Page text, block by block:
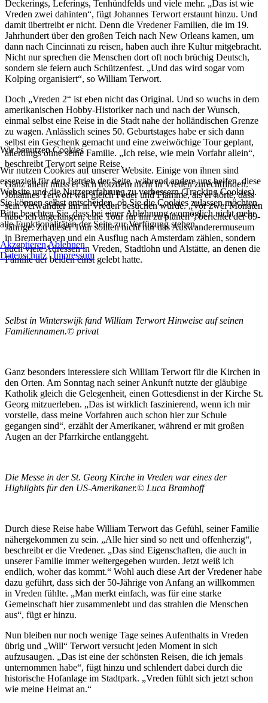
Deckerings, Leferings, Tenhündfelds und viele mehr. „Das ist wie
Vreden zwei dahinten“, fügt Johannes Terwort erstaunt hinzu. Und
damit übertreibt er nicht. Denn die Vredener Familien, die im 19.
Jahrhundert über den großen Teich nach New Orleans kamen, um
dann nach Cincinnati zu reisen, haben auch ihre Kultur mitgebracht.
Nicht nur sprechen die Menschen dort oft noch brüchig Deutsch,
sondern sie feiern auch Schützenfest. „Und das wird sogar vom
Kolping organisiert“, so William Terwort.
Doch „Vreden 2“ ist eben nicht das Original. Und so wuchs in dem
amerikanischen Hobby-Historiker nach und nach der Wunsch,
einmal selbst eine Reise in die Stadt nahe der holländischen Grenze
zu wagen. Anlässlich seines 50. Geburtstages habe er sich dann
selbst ein Geschenk gemacht und eine zweiwöchige Tour geplant,
allerdings ohne seine Familie. „Ich reise, wie mein Vorfahr allein“,
beschreibt Terwort seine Reise.
Ganz allein muss er sich trotzdem nicht in Vreden zurechtfinden.
Johannes Terwort war gleich Feuer und Flamme, als er hörte, dass
sein Verwandter ihn in Vreden besuchen würde. „Vor zwei Monaten
habe ich angefangen, eine Tour für ihn zu planen“, berichtet der 69-
Jährige. Zu dieser Tour sollten nicht nur das Auswanderermuseum
in Bremerhaven und ein Ausflug nach Amsterdam zählen, sondern
auch viele Adressen in Vreden, Stadtlohn und Alstätte, an denen die
Familie der beiden einst gelebt hatte.
Selbst in Winterswijk fand William Terwort Hinweise auf seinen
Familiennamen.© privat
Ganz besonders interessiere sich William Terwort für die Kirchen in
den Orten. Am Sonntag nach seiner Ankunft nutzte der gläubige
Katholik gleich die Gelegenheit, einen Gottesdienst in der Kirche St.
Georg mitzuerleben. „Das ist wirklich faszinierend, wenn ich mir
vorstelle, dass meine Vorfahren auch schon hier zur Schule
gegangen sind“, erzählt der Amerikaner, während er mit großen
Augen an der Pfarrkirche entlanggeht.
Die Messe in der St. Georg Kirche in Vreden war eines der
Highlights für den US-Amerikaner.© Luca Bramhoff
Durch diese Reise habe William Terwort das Gefühl, seiner Familie
nähergekommen zu sein. „Alle hier sind so nett und offenherzig“,
beschreibt er die Vredener. „Das sind Eigenschaften, die auch in
unserer Familie immer weitergegeben wurden. Jetzt weiß ich
endlich, woher das kommt.“ Wohl auch diese Art der Vredener habe
dazu geführt, dass sich der 50-Jährige von Anfang an willkommen
in Vreden fühlte. „Man merkt einfach, was für eine starke
Gemeinschaft hier zusammenlebt und das strahlen die Menschen
aus“, fügt er hinzu.
Nun bleiben nur noch wenige Tage seines Aufenthalts in Vreden
übrig und „Will“ Terwort versucht jeden Moment in sich
aufzusaugen. „Das ist eine der schönsten Reisen, die ich jemals
unternommen habe“, fügt hinzu und schlendert dabei durch die
historische Hofanlage im Stadtpark. „Vreden fühlt sich jetzt schon
wie meine Heimat an.“
Wir benutzen Cookies
Wir nutzen Cookies auf unserer Website. Einige von ihnen sind
essenziell für den Betrieb der Seite, während andere uns helfen, diese
Website und die Nutzererfahrung zu verbessern (Tracking Cookies).
Sie können selbst entscheiden, ob Sie die Cookies zulassen möchten.
Bitte beachten Sie, dass bei einer Ablehnung womöglich nicht mehr
alle Funktionalitäten der Seite zur Verfügung stehen.
AkzeptierenAblehnen
Datenschutz|Impressum